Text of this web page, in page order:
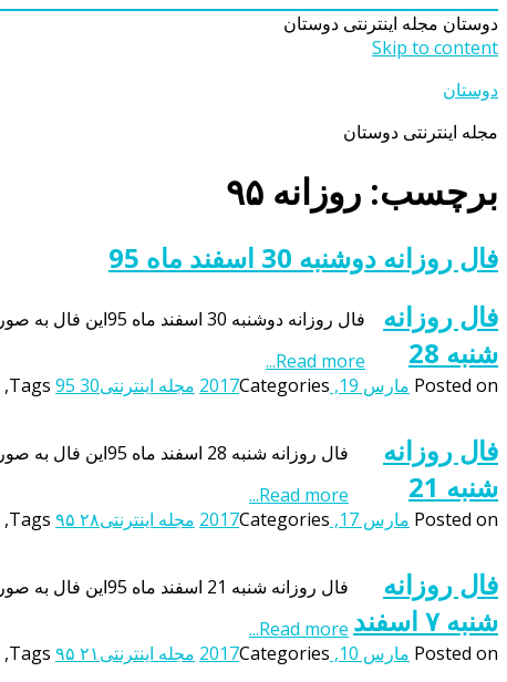
دوستان مجله اینترنتی دوستان
Skip to content
دوستان
مجله اینترنتی دوستان
برچسب: روزانه ۹۵
فال روزانه دوشنبه 30 اسفند ماه 95
فال روزانه دوشنبه 30 اسفند ماه 95این فال به صورت منظم و روزانه و بر اساس ماه تولد اشخاص بروزرسانی می شود بنابراین شما می توانید با مراجعه به این صفحه از فال روزانه خود […]
Read more...
Posted on مارس 19, 2017 Categories مجله اینترنتی Tags 95 30
,
فال روزانه
شنبه 28
فال روزانه شنبه 28 اسفند ماه 95این فال به صورت منظم و روزانه و بر اساس ماه تولد اشخاص بروزرسانی می شود بنابراین شما می توانید با مراجعه به این صفحه از فال روزانه خود […]
Read more...
Posted on مارس 17, 2017 Categories مجله اینترنتی Tags ۹۵ ۲۸ ,
فال روزانه
شنبه 21
فال روزانه شنبه 21 اسفند ماه 95این فال به صورت منظم و روزانه و بر اساس ماه تولد اشخاص بروزرسانی می شود بنابراین شما می توانید با مراجعه به این صفحه از فال روزانه خود […]
Read more...
Posted on مارس 10, 2017 Categories مجله اینترنتی Tags ۹۵ ۲۱ ,
فال روزانه
شنبه ۷ اسفند